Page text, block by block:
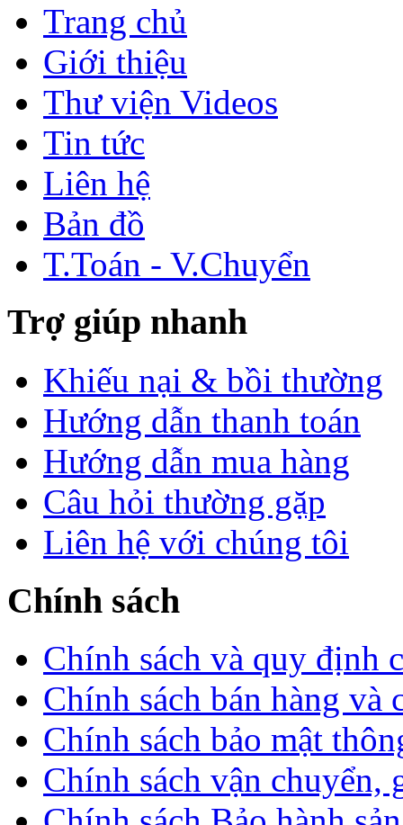
Trang chủ
Giới thiệu
Thư viện Videos
Tin tức
Liên hệ
Bản đồ
T.Toán - V.Chuyển
Trợ giúp nhanh
Khiếu nại & bồi thường
Hướng dẫn thanh toán
Hướng dẫn mua hàng
Câu hỏi thường gặp
Liên hệ với chúng tôi
Chính sách
Chính sách và quy định
Chính sách bán hàng và
Chính sách bảo mật
Chính sách vận chuyển,